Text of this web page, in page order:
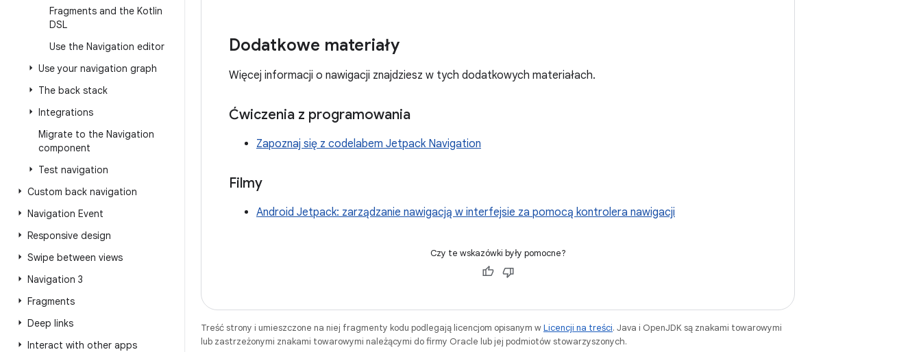
Fragments and the Kotlin
DSL
Use the Navigation editor
Use your navigation graph
The back stack
Integrations
Migrate to the Navigation
component
Test navigation
Custom back navigation
Navigation Event
Responsive design
Swipe between views
Navigation 3
Fragments
Deep links
Interact with other apps
Dodatkowe materiały
Więcej informacji o nawigacji znajdziesz w tych dodatkowych materiałach.
Ćwiczenia z programowania
Zapoznaj się z codelabem Jetpack Navigation
Filmy
Android Jetpack: zarządzanie nawigacją w interfejsie za pomocą kontrolera nawigacji
Czy te wskazówki były pomocne?
Treść strony i umieszczone na niej fragmenty kodu podlegają licencjom opisanym wLicencji na treści. Java i OpenJDK są znakami towarowymi
lub zastrzeżonymi znakami towarowymi należącymi do firmy Oracle lub jej podmiotów stowarzyszonych.